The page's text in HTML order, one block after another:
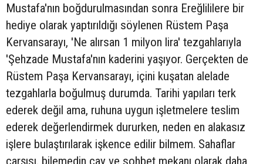
Mustafa'nın boğdurulmasından sonra Ereğlililere bir
hediye olarak yaptırıldığı söylenen Rüstem Paşa
Kervansarayı, 'Ne alırsan 1 milyon lira' tezgahlarıyla
'Şehzade Mustafa'nın kaderini yaşıyor. Gerçekten de
Rüstem Paşa Kervansarayı, içini kuşatan alelade
tezgahlarla boğulmuş durumda. Tarihi yapıları terk
ederek değil ama, ruhuna uygun işletmelere teslim
ederek değerlendirmek dururken, neden en alakasız
işlere bulaştırılarak işkence edilir bilmem. Sahaflar
çarşısı, bilemedin çay ve sohbet mekanı olarak daha